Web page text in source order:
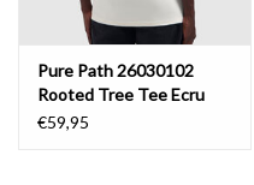
Pure Path 26030102
Rooted Tree Tee Ecru
€59,95